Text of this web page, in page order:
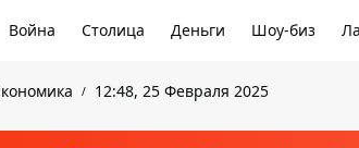
Война Столица Деньги Шоу-биз
12:48, 25 Февраля 2025